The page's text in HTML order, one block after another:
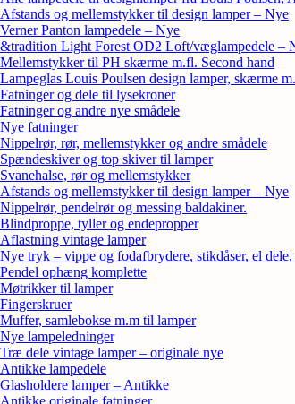
Afstands og mellemstykker til design lamper – Nye
Verner Panton lampedele – Nye
&tradition Light Forest OD2 Loft/væglampedele –
Mellemstykker til PH skærme m.fl. Second hand
Lampeglas Louis Poulsen design lamper, skærme
Fatninger og dele til lysekroner
Fatninger og andre nye smådele
Nye fatninger
Nippelrør, rør, mellemstykker og andre smådele
Spændeskiver og top skiver til lamper
Svanehalse, rør og mellemstykker
Afstands og mellemstykker til design lamper – Nye
Nippelrør, pendelrør og messing baldakiner.
Blindproppe, tyller og endepropper
Aflastning vintage lamper
Nye tryk – vippe og fodafbrydere, stikdåser, el
Pendel ophæng komplette
Møtrikker til lamper
Fingerskruer
Muffer, samlebokse m.m til lamper
Nye lampeledninger
Træ dele vintage lamper – originale nye
Antikke lampedele
Glasholdere lamper – Antikke
Antikke originale fatninger